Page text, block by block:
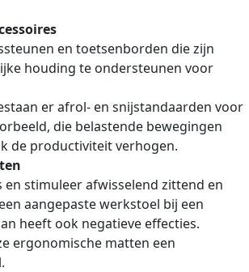
en toetsenborden die zijn
houding te ondersteunen voor
er afrol- en snijstandaarden voor
die belastende bewegingen
de productiviteit verhogen.
stimuleer afwisselend zittend en
aangepaste werkstoel bij een
heeft ook negatieve effecties.
ergonomische matten een